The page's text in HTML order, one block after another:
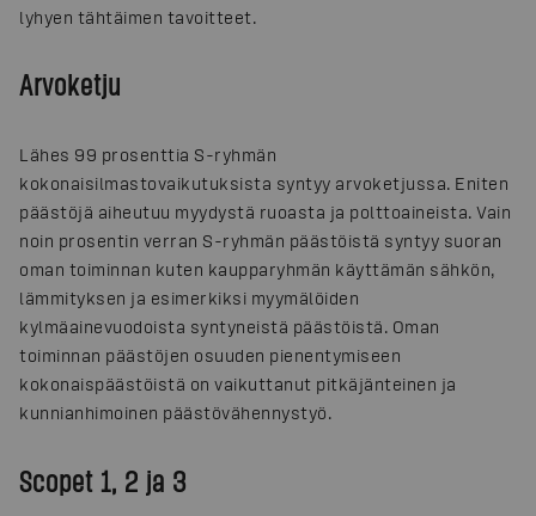
lyhyen tähtäimen tavoitteet.
Arvoketju
Lähes 99 prosenttia S-ryhmän
kokonaisilmastovaikutuksista syntyy arvoketjussa. Eniten
päästöjä aiheutuu myydystä ruoasta ja polttoaineista. Vain
noin prosentin verran S-ryhmän päästöistä syntyy suoran
oman toiminnan kuten kaupparyhmän käyttämän sähkön,
lämmityksen ja esimerkiksi myymälöiden
kylmäainevuodoista syntyneistä päästöistä. Oman
toiminnan päästöjen osuuden pienentymiseen
kokonaispäästöistä on vaikuttanut pitkäjänteinen ja
kunnianhimoinen päästövähennystyö.
Scopet 1, 2 ja 3